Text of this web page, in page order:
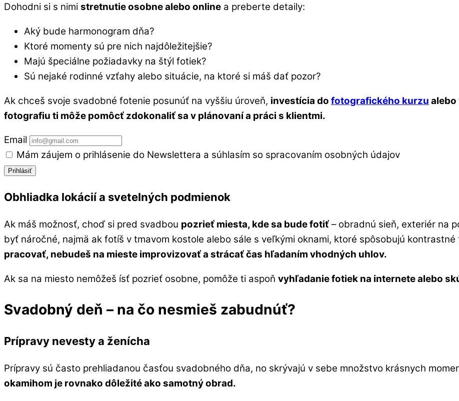
Dohodni si s nimi stretnutie osobne alebo online a preberte detaily:
Aký bude harmonogram dňa?
Ktoré momenty sú pre nich najdôležitejšie?
Majú špeciálne požiadavky na štýl fotiek?
Sú nejaké rodinné vzťahy alebo situácie, na ktoré si máš dať pozor?
Ak chceš svoje svadobné fotenie posunúť na vyššiu úroveň, investícia do fotografického kurzu alebo
fotografiu ti môže pomôcť zdokonaliť sa v plánovaní a práci s klientmi.
Email
Mám záujem o prihlásenie do Newslettera a súhlasím so spracovaním osobných údajov
Prihlásiť
Obhliadka lokácií a svetelných podmienok
Ak máš možnosť, choď si pred svadbou pozrieť miesta, kde sa bude fotiť – obradnú sieň, exteriér na
byť náročné, najmä ak fotíš v tmavom kostole alebo sále s veľkými oknami, ktoré spôsobujú kontrastné
pracovať, nebudeš na mieste improvizovať a strácať čas hľadaním vhodných uhlov.
Ak sa na miesto nemôžeš ísť pozrieť osobne, pomôže ti aspoň vyhľadanie fotiek na internete alebo
Svadobný deň – na čo nesmieš zabudnúť?
Prípravy nevesty a ženícha
Prípravy sú často prehliadanou časťou svadobného dňa, no skrývajú v sebe množstvo krásnych
okamihom je rovnako dôležité ako samotný obrad.